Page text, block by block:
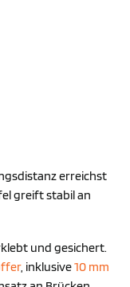
erreichst
greift stabil an
und gesichert.
, inklusive10 mm